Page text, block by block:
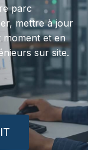
parc
mettre à jour
et en
sur site.